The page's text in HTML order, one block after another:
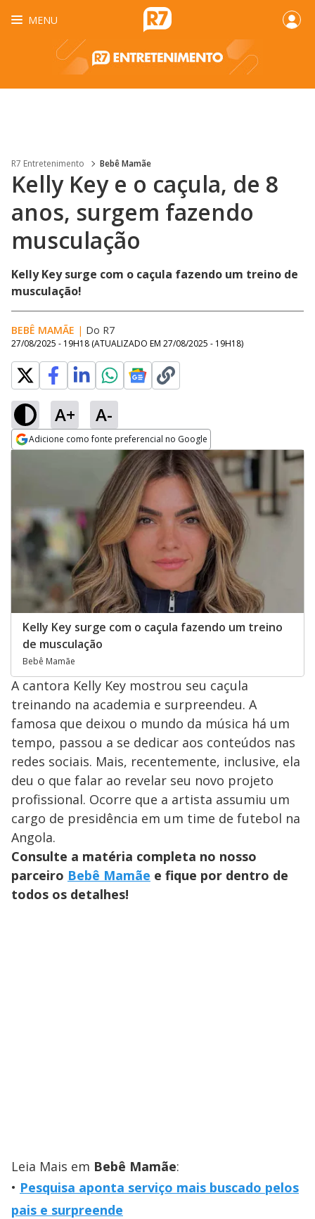
MENU
R7 Entretenimento Bebê Mamãe
Kelly Key e o caçula, de 8
anos, surgem fazendo
musculação
Kelly Key surge com o caçula fazendo um treino de
musculação!
BEBÊ MAMÃE | Do R7
27/08/2025 - 19H18 (ATUALIZADO EM 27/08/2025 - 19H18)
A+ A-
Adicione como fonte preferencial no Google
Opens in new window
Kelly Key surge com o caçula fazendo um treino
de musculação
Bebê Mamãe
A cantora Kelly Key mostrou seu caçula
treinando na academia e surpreendeu. A
famosa que deixou o mundo da música há um
tempo, passou a se dedicar aos conteúdos nas
redes sociais. Mais, recentemente, inclusive, ela
deu o que falar ao revelar seu novo projeto
profissional. Ocorre que a artista assumiu um
cargo de presidência em um time de futebol na
Angola.
Consulte a matéria completa no nosso
parceiro Bebê Mamãe e fique por dentro de
todos os detalhes!
Leia Mais em Bebê Mamãe:
Pesquisa aponta serviço mais buscado pelos
pais e surpreende